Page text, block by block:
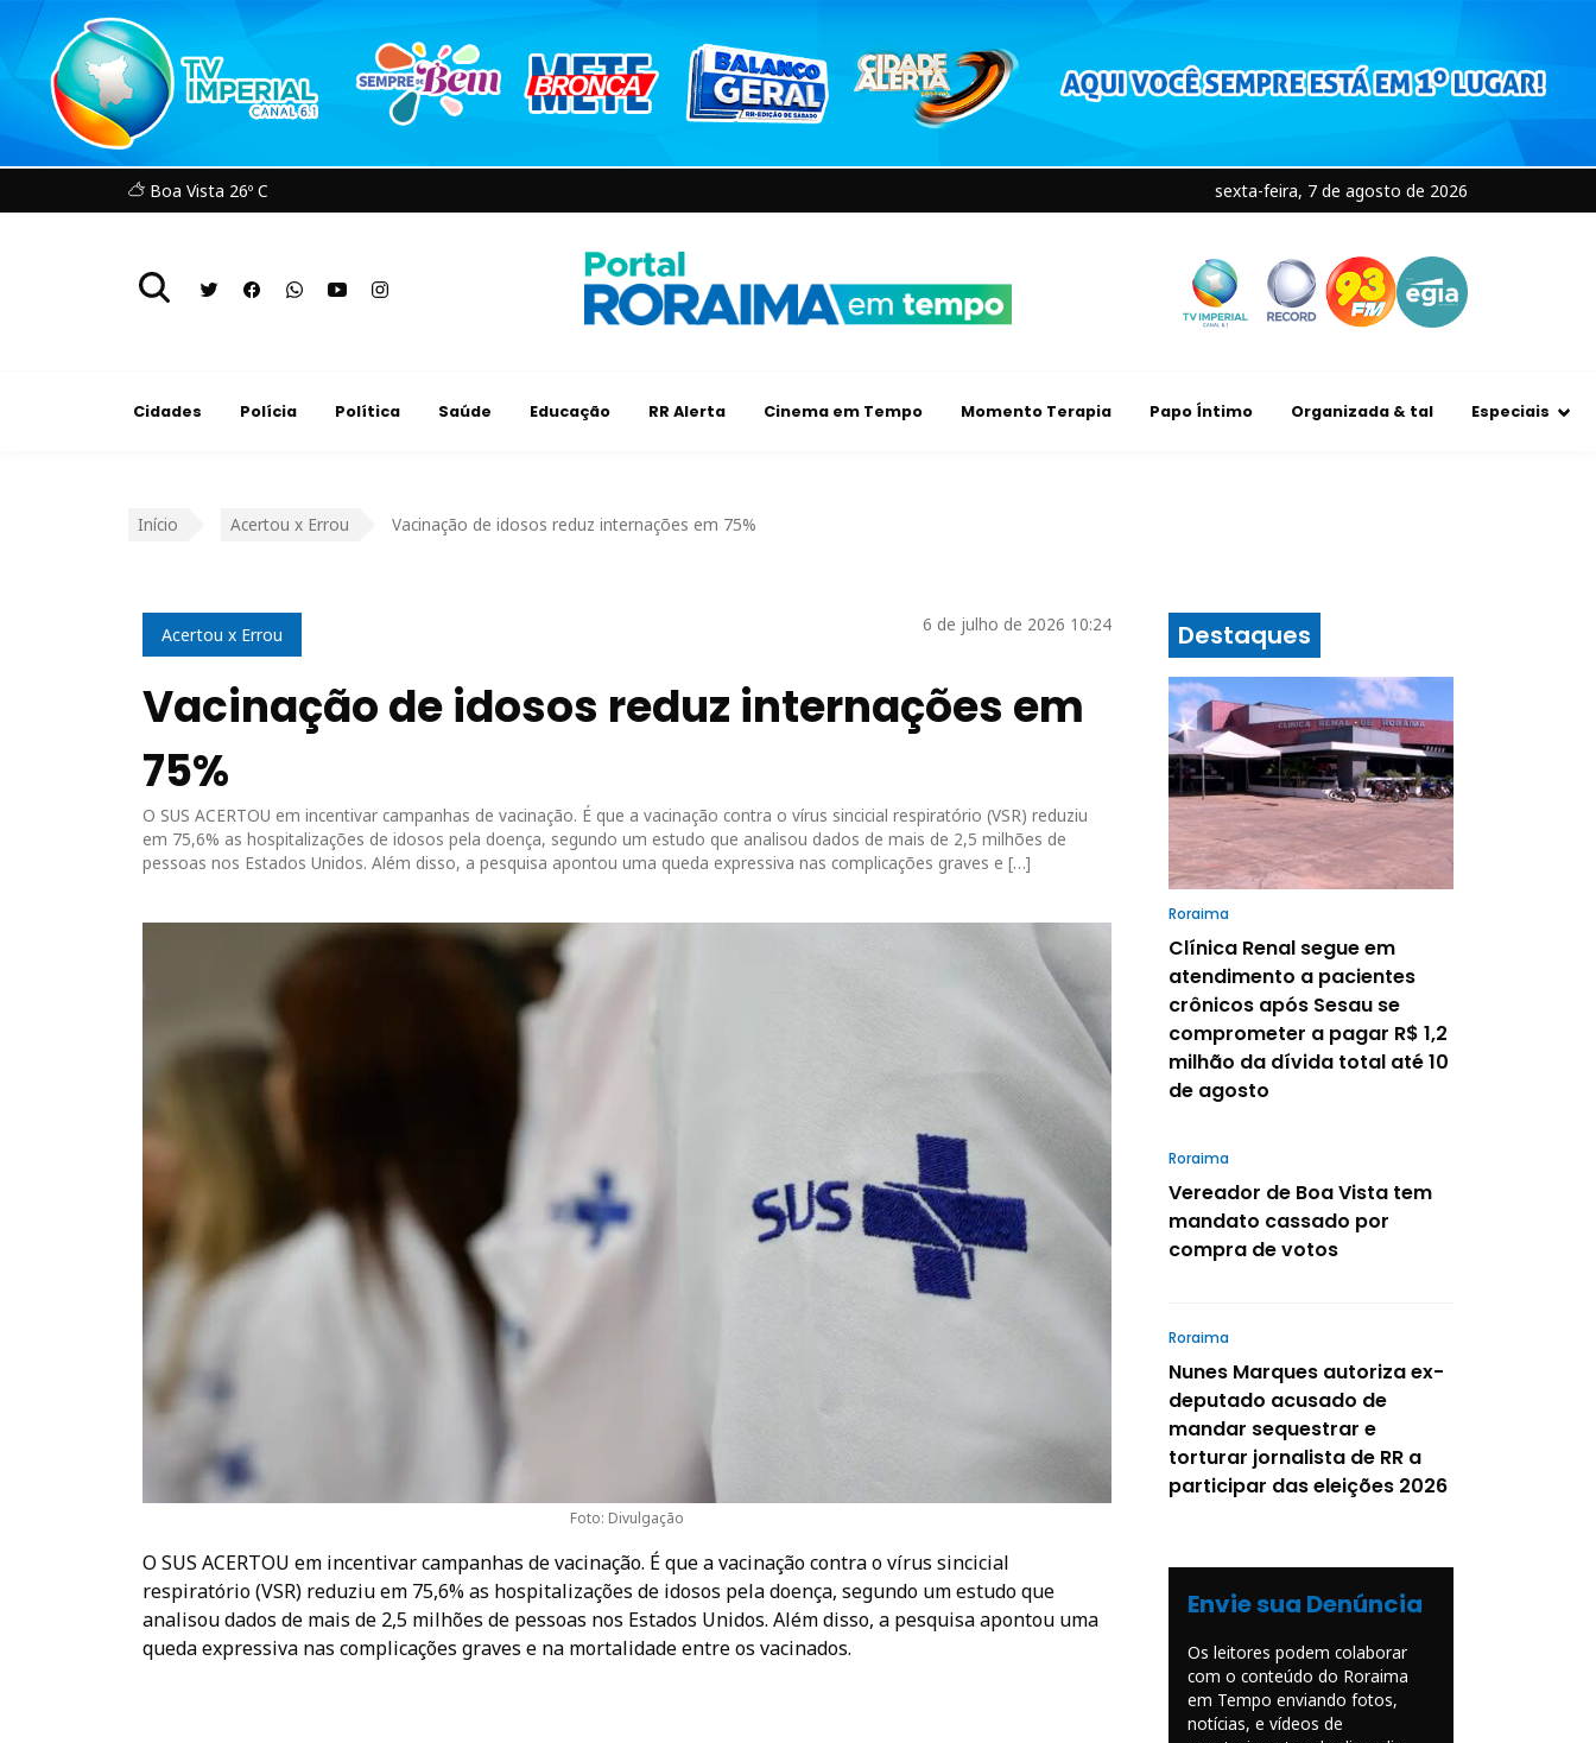
Boa Vista 26º C sexta-feira, 7 de agosto de 2026
Cidades Polícia Política Saúde Educação RR Alerta Cinema em Tempo Momento Terapia Papo Íntimo Organizada & tal Especiais
Início Acertou x Errou Vacinação de idosos reduz internações em 75%
Acertou x Errou 6 de julho de 2026 10:24
Vacinação de idosos reduz internações em
75%
O SUS ACERTOU em incentivar campanhas de vacinação. É que a vacinação contra o vírus sincicial respiratório (VSR) reduziu
em 75,6% as hospitalizações de idosos pela doença, segundo um estudo que analisou dados de mais de 2,5 milhões de
pessoas nos Estados Unidos. Além disso, a pesquisa apontou uma queda expressiva nas complicações graves e […]
Foto: Divulgação
O SUS ACERTOU em incentivar campanhas de vacinação. É que a vacinação contra o vírus sincicial
respiratório (VSR) reduziu em 75,6% as hospitalizações de idosos pela doença, segundo um estudo que
analisou dados de mais de 2,5 milhões de pessoas nos Estados Unidos. Além disso, a pesquisa apontou uma
queda expressiva nas complicações graves e na mortalidade entre os vacinados.
Destaques
Roraima
Clínica Renal segue em
atendimento a pacientes
crônicos após Sesau se
comprometer a pagar R$ 1,2
milhão da dívida total até 10
de agosto
Roraima
Vereador de Boa Vista tem
mandato cassado por
compra de votos
Roraima
Nunes Marques autoriza ex-
deputado acusado de
mandar sequestrar e
torturar jornalista de RR a
participar das eleições 2026
Envie sua Denúncia
Os leitores podem colaborar
com o conteúdo do Roraima
em Tempo enviando fotos,
notícias, e vídeos de